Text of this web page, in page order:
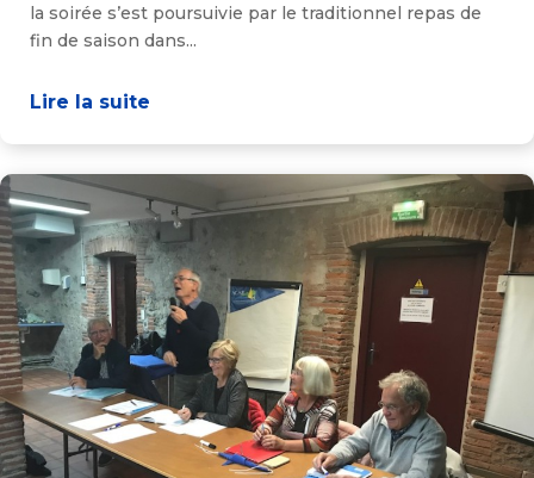
la soirée s’est poursuivie par le traditionnel repas de
fin de saison dans...
Lire la suite